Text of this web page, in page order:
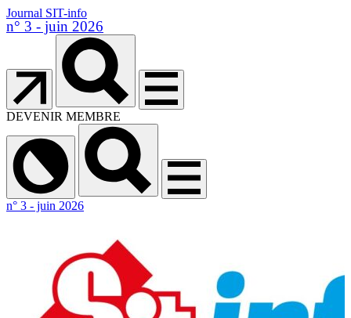
Journal SIT-info
n° 3 - juin 2026
DEVENIR MEMBRE
n° 3 - juin 2026